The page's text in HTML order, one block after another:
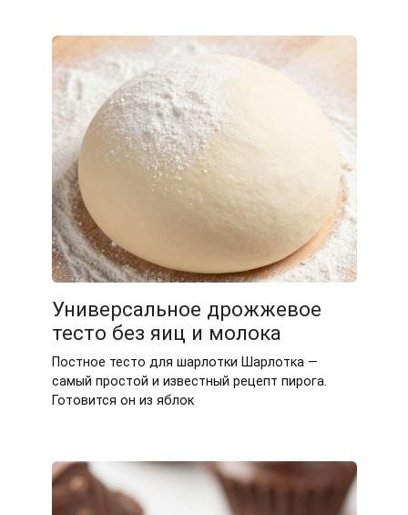
Универсальное дрожжевое
тесто без яиц и молока
Постное тесто для шарлотки Шарлотка —
самый простой и известный рецепт пирога.
Готовится он из яблок